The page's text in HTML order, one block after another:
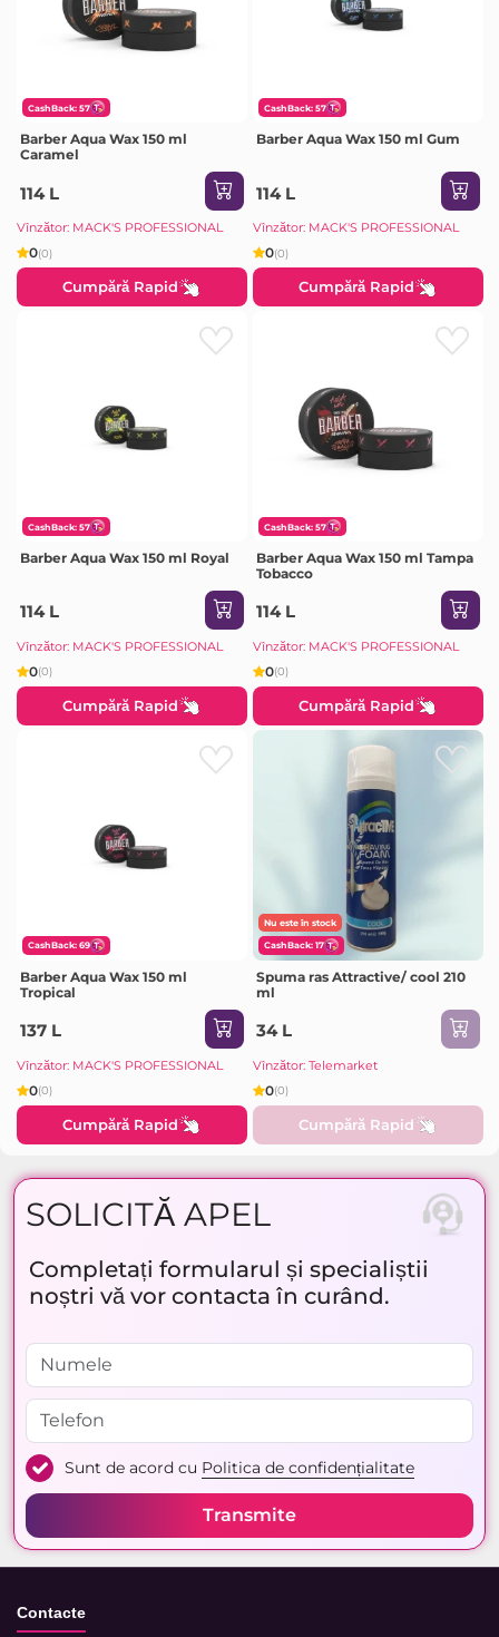
CashBack: 57
Barber Aqua Wax 150 ml
Caramel
114 L
Vînzător: MACK'S PROFESSIONAL
0(0)
Cumpără Rapid
CashBack: 57
Barber Aqua Wax 150 ml Gum
114 L
Vînzător: MACK'S PROFESSIONAL
0(0)
Cumpără Rapid
CashBack: 57
Barber Aqua Wax 150 ml Royal
114 L
Vînzător: MACK'S PROFESSIONAL
0(0)
Cumpără Rapid
CashBack: 57
Barber Aqua Wax 150 ml Tampa
Tobacco
114 L
Vînzător: MACK'S PROFESSIONAL
0(0)
Cumpără Rapid
CashBack: 69
Barber Aqua Wax 150 ml
Tropical
137 L
Vînzător: MACK'S PROFESSIONAL
0(0)
Cumpără Rapid
Nu este în stock
CashBack: 17
Spuma ras Attractive/ cool 210
ml
34 L
Vînzător: Telemarket
0(0)
Cumpără Rapid
SOLICITĂ APEL
Completați formularul și specialiștii
noștri vă vor contacta în curând.
Sunt de acord cu Politica de confidențialitate
Transmite
Contacte